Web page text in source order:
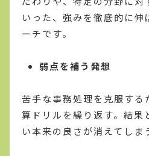
いった、強みを徹底的に伸
ーチです。
弱点を補う発想
苦手な事務処理を克服す
算ドリルを繰り返す。結果
い本来の良さが消えてしま